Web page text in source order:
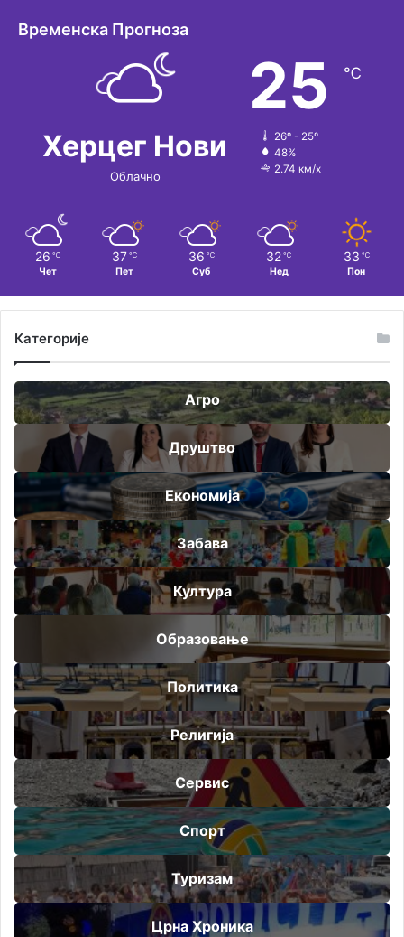
Временска Прогноза
Херцег Нови
Облачно
25 ℃
26º - 25º
48%
2.74 км/х
26 ℃
Чет
37 ℃
Пет
36 ℃
Суб
32 ℃
Нед
33 ℃
Пон
Категорије
Агро
Друштво
Економија
Забава
Култура
Образовање
Политика
Религија
Сервис
Спорт
Туризам
Црна Хроника